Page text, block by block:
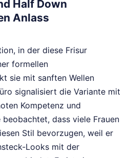
Half Down
Anlass
in der diese Frisur
formellen
sie mit sanften Wellen
signalisiert die Variante mit
Kompetenz und
beobachtet, dass viele Frauen
Stil bevorzugen, weil er
Looks mit der